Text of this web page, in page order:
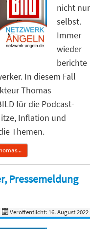
nicht nur
selbst.
Immer
wieder
berichte
In diesem Fall
Thomas
für die Podcast-
Inflation und
Themen.
Pressemeldung
Veröffentlicht: 16. August 2022